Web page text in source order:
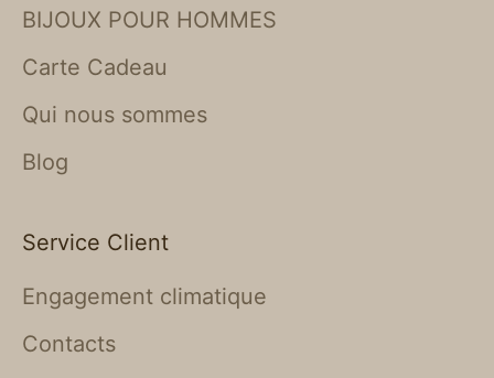
BIJOUX POUR HOMMES
Carte Cadeau
Qui nous sommes
Blog
Service Client
Engagement climatique
Contacts